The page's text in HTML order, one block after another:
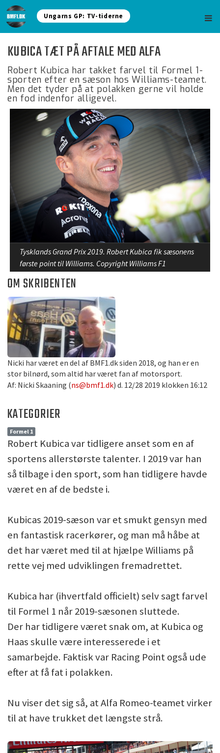
Ungarns GP: TV-tiderne
KUBICA TÆT PÅ AFTALE MED ALFA
Robert Kubica har takket farvel til Formel 1-
sporten efter en sæson hos Williams-teamet.
Men det tyder på at polakken gerne vil holde
en fod indenfor alligevel.
Tysklands Grand Prix 2019. Robert Kubica fik sæsonens
første point til Williams. Copyright Williams F1
OM SKRIBENTEN
Nicki har været en del af BMF1.dk siden 2018, og han er en
stor bilnørd, som altid har været fan af motorsport.
Af: Nicki Skaaning (ns@bmf1.dk) d. 12/28 2019 klokken 16:12
KATEGORIER
Formel 1
Robert Kubica var tidligere anset som en af
sportens allerstørste talenter. I 2019 var han
så tilbage i den sport, som han tidligere havde
været en af de bedste i.
Kubicas 2019-sæson var et smukt gensyn med
en fantastisk racerkører, og man må håbe at
det har været med til at hjælpe Williams på
rette vej med udviklingen fremadrettet.
Kubica har (ihvertfald officielt) selv sagt farvel
til Formel 1 når 2019-sæsonen sluttede.
Der har tidligere været snak om, at Kubica og
Haas skulle være interesserede i et
samarbejde. Faktisk var Racing Point også ude
efter at få fat i polakken.
Nu viser det sig så, at Alfa Romeo-teamet virker
til at have trukket det længste strå.